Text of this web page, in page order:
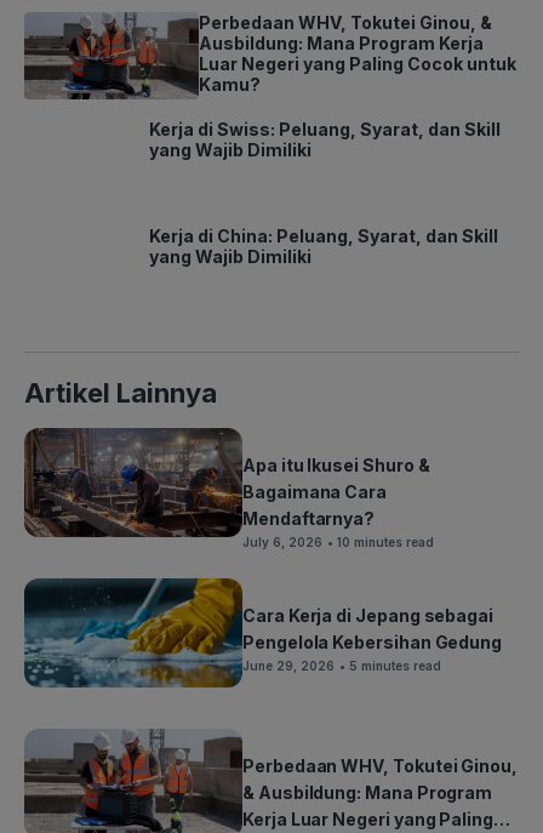
Perbedaan WHV, Tokutei Ginou, &
Ausbildung: Mana Program Kerja
Luar Negeri yang Paling Cocok untuk
Kamu?
Kerja di Swiss: Peluang, Syarat, dan
Skill yang Wajib Dimiliki
Kerja di China: Peluang, Syarat, dan
Skill yang Wajib Dimiliki
Artikel Lainnya
Apa itu Ikusei Shuro &
Bagaimana Cara
Mendaftarnya?
July 6, 2026 • 10 minutes read
Cara Kerja di Jepang sebagai
Pengelola Kebersihan Gedung
June 29, 2026 • 5 minutes read
Perbedaan WHV, Tokutei Ginou,
& Ausbildung: Mana Program
Kerja Luar Negeri yang Paling